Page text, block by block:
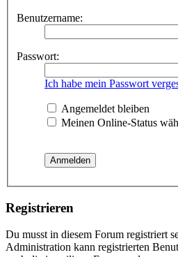
Benutzername:
Passwort:
Ich habe mein Passwort
Angemeldet bleiben
Meinen Online-Status
Registrieren
Du musst in diesem Forum registriert
Administration kann registrierten